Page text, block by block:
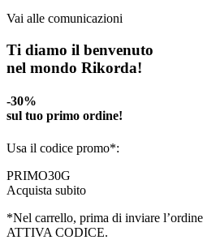
Vai alle comunicazioni
Ti diamo il benvenuto
nel mondo Rikorda!
-30%
sul tuo primo ordine!
Usa il codice promo*:
PRIMO30G
Acquista subito
*Nel carrello, prima di inviare
ATTIVA CODICE.